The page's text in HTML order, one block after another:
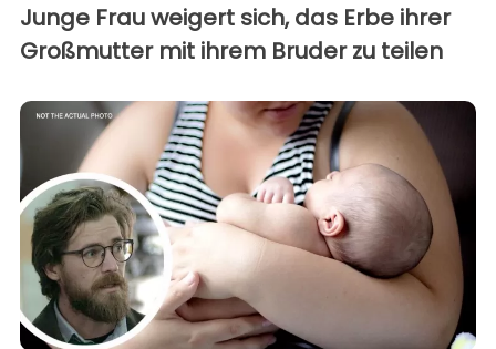
Junge Frau weigert sich, das Erbe ihrer
Großmutter mit ihrem Bruder zu teilen